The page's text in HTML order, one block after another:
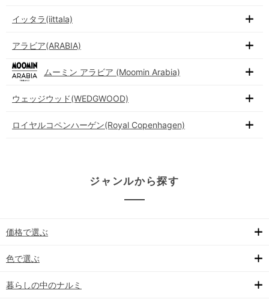
イッタラ(iittala)
アラビア(ARABIA)
ムーミン アラビア (Moomin Arabia)
ウェッジウッド(WEDGWOOD)
ロイヤルコペンハーゲン(Royal Copenhagen)
ジャンルから探す
価格で選ぶ
色で選ぶ
暮らしの中のナルミ